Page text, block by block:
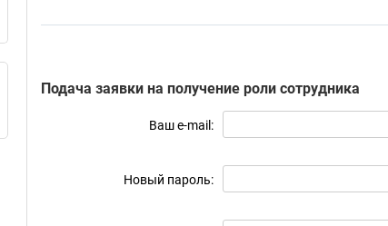
Подача заявки на получение роли сотрудника
Ваш e-mail:
Новый пароль: